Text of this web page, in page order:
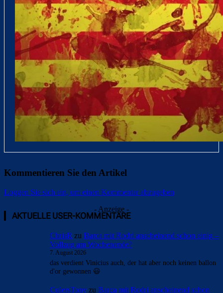
Kommentieren Sie den Artikel
Loggen Sie sich ein, um einen Kommentar abzugeben